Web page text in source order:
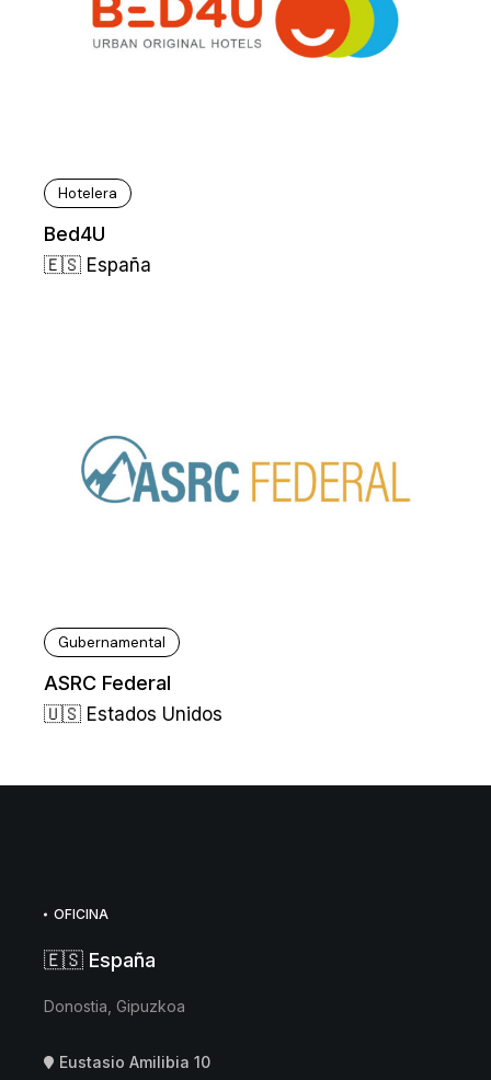
Hotelera
Bed4U
🇪🇸 España
Gubernamental
ASRC Federal
🇺🇸 Estados Unidos
OFICINA
🇪🇸 España
Donostia, Gipuzkoa
Eustasio Amilibia 10